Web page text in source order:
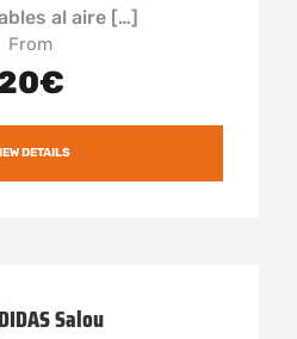
al aire […]
From
DETAILS
Salou